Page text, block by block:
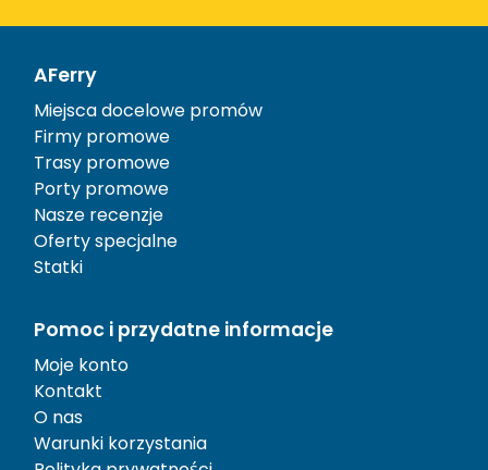
AFerry
Miejsca docelowe promów
Firmy promowe
Trasy promowe
Porty promowe
Nasze recenzje
Oferty specjalne
Statki
Pomoc i przydatne informacje
Moje konto
Kontakt
O nas
Warunki korzystania